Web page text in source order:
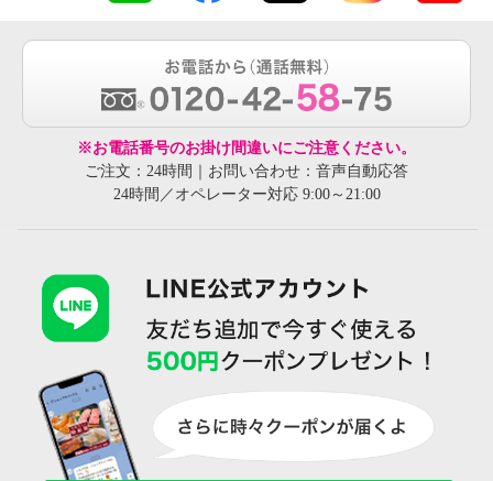
※お電話番号のお掛け間違いにご注意ください。
ご注文：24時間｜お問い合わせ：音声自動応答
24時間／オペレーター対応 9:00～21:00